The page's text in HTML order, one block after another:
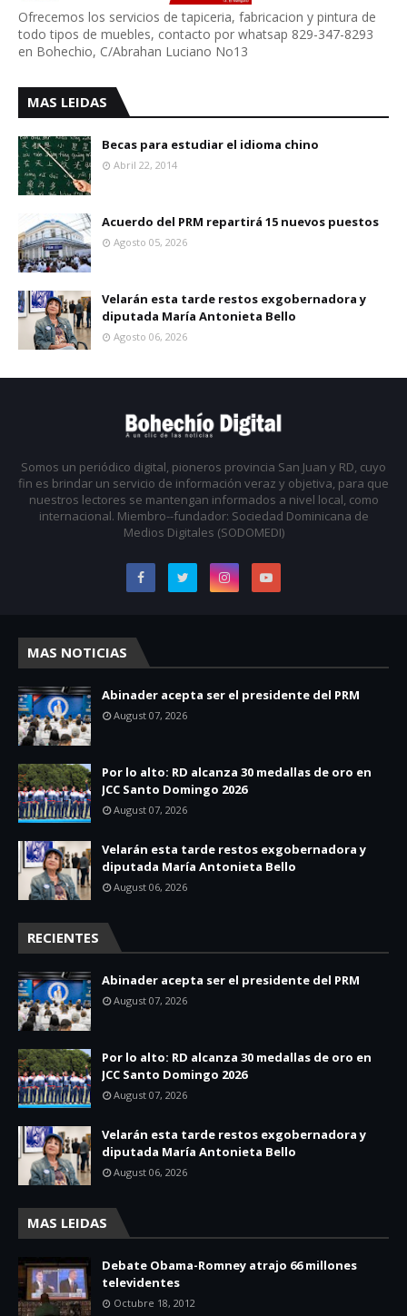
Ofrecemos los servicios de tapiceria, fabricacion y pintura de
todo tipos de muebles, contacto por whatsap 829-347-8293
en Bohechio, C/Abrahan Luciano No13
MAS LEIDAS
Becas para estudiar el idioma chino
Abril 22, 2014
Acuerdo del PRM repartirá 15 nuevos puestos
Agosto 05, 2026
Velarán esta tarde restos exgobernadora y
diputada María Antonieta Bello
Agosto 06, 2026
Somos un periódico digital, pioneros provincia San Juan y RD, cuyo
fin es brindar un servicio de información veraz y objetiva, para que
nuestros lectores se mantengan informados a nivel local, como
internacional. Miembro--fundador: Sociedad Dominicana de
Medios Digitales (SODOMEDI)
MAS NOTICIAS
Abinader acepta ser el presidente del PRM
August 07, 2026
Por lo alto: RD alcanza 30 medallas de oro en
JCC Santo Domingo 2026
August 07, 2026
Velarán esta tarde restos exgobernadora y
diputada María Antonieta Bello
August 06, 2026
RECIENTES
Abinader acepta ser el presidente del PRM
August 07, 2026
Por lo alto: RD alcanza 30 medallas de oro en
JCC Santo Domingo 2026
August 07, 2026
Velarán esta tarde restos exgobernadora y
diputada María Antonieta Bello
August 06, 2026
MAS LEIDAS
Debate Obama-Romney atrajo 66 millones
televidentes
Octubre 18, 2012